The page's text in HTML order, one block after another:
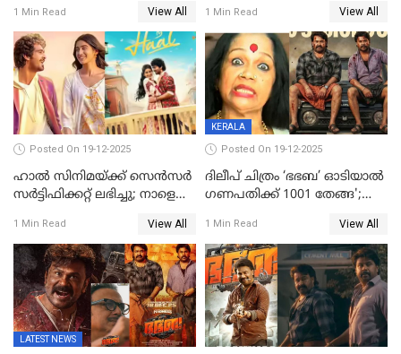
1 Min Read View All
സംസ്കാരം നാളെ
1 Min Read View All
Posted On 19-12-2025
ഹാല്‍ സിനിമയ്ക്ക് സെന്‍സര്‍
സര്‍ട്ടിഫിക്കറ്റ് ലഭിച്ചു; നാളെ
1 Min Read View All
KERALA
Posted On 19-12-2025
ദിലീപ് ചിത്രം ‘ഭഭബ’ ഓടിയാൽ
ഗണപതിക്ക് 1001 തേങ്ങ';
1 Min Read View All
LATEST NEWS